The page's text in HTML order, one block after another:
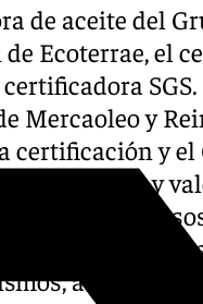
de aceite del
de Ecoterrae, el
Mercaoleo y
certificación y
reciclar y
al desarrollo
los residuos, de
así como